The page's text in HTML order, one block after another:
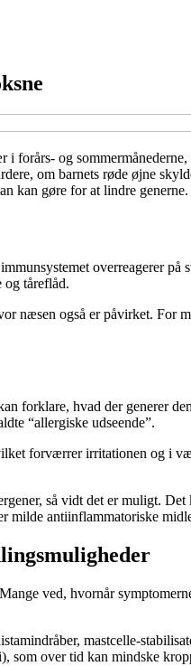
forårs- og
om barnets røde øjne
kan gøre for at lindre generne.
overreagerer
og tåreflåd.
næsen også er påvirket.
forklare, hvad der generer
“allergiske udseende”.
forværrer irritationen og i
så vidt det er muligt.
antiinflammatoriske
ved, hvornår
mastcelle-
over tid kan mindske